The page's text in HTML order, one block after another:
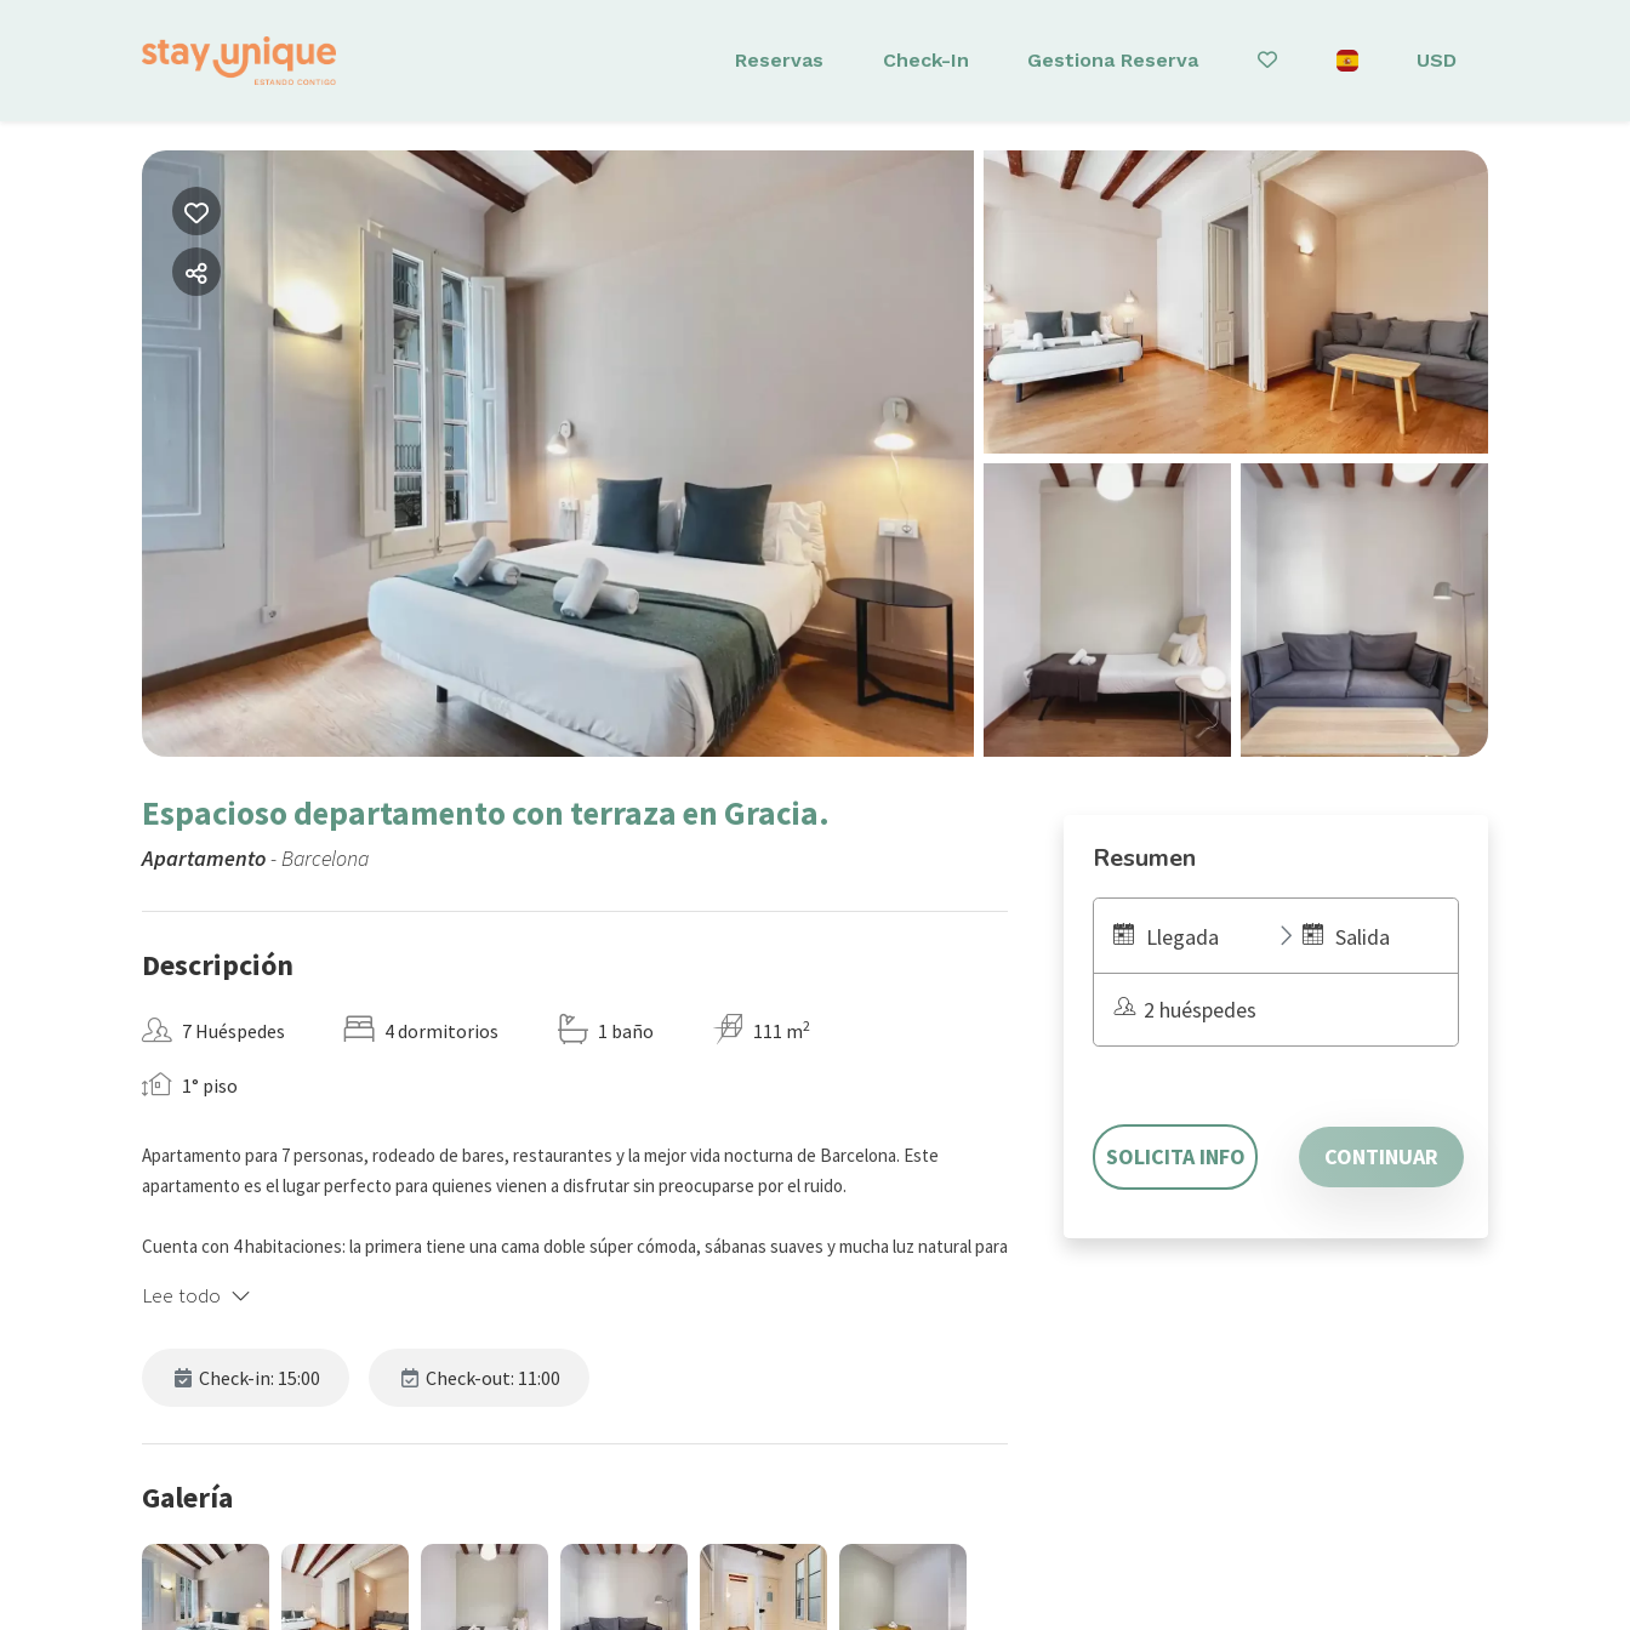
Reservas Check-In Gestiona Reserva USD
Espacioso departamento con terraza en Gracia.
Apartamento- Barcelona
Descripción
7 Huéspedes 4 dormitorios 1 baño 111 m2
1° piso
Apartamento para 7 personas, rodeado de bares, restaurantes y la mejor vida nocturna de Barcelona. Este
apartamento es el lugar perfecto para quienes vienen a disfrutar sin preocuparse por el ruido.
Cuenta con 4 habitaciones: la primera tiene una cama doble súper cómoda, sábanas suaves y mucha luz natural para
el espacio ideal para descansar un rato antes de volver a salir.
El baño es moderno y funcional, con un gran espejo, toallas y todo lo necesario para arreglarse rápidamente antes
preparar un desayuno de campeón o unas tapas improvisadas. El salón, con suelos de madera y techos altos, es
Nota: No hay televisión abierta, solo Chromecast (ideal para reproducir tu lista de reproducción favorita).
Lee todo
Check-in: 15:00 Check-out: 11:00
Galería
Resumen
Llegada Salida
2 huéspedes
SOLICITA INFO CONTINUAR